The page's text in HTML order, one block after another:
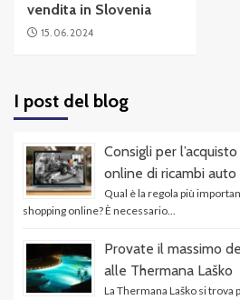
vendita in Slovenia
15. 06. 2024
I post del blog
Consigli per
online di ricambi auto
Qual è la regola più
shopping online? È necessario...
Provate il massimo
alle Thermana Laško
La Thermana Laško si